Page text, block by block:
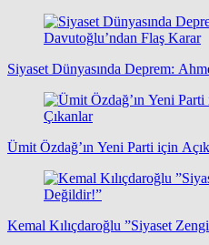
Siyaset Dünyasında Deprem:
Ümit Özdağ’ın Yeni Parti için
Kemal Kılıçdaroğlu ”Siyaset